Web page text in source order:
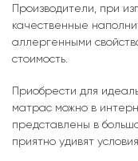
Производители, при
качественные
аллергенными
стоимость.
Приобрести для
матрас можно в
представлены в
приятно удивят